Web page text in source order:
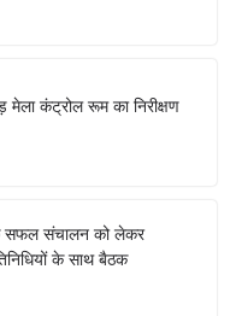
मेला कंट्रोल रूम का निरीक्षण
संचालन को लेकर
के साथ बैठक